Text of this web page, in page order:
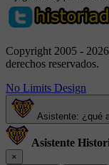
Copyright 2005 -
derechos reservados.
No Limits Design
Asistente: ¿qué
Asistente
×